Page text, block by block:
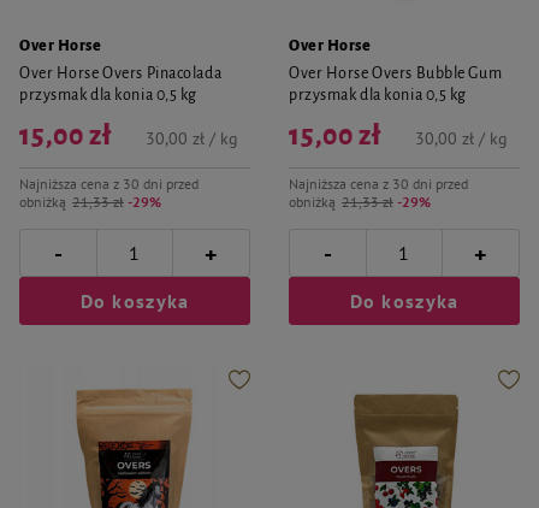
Over Horse
Over Horse Overs Pinacolada
przysmak dla konia 0,5 kg
Najniższa cena z 30 dni przed
obniżką 21,33 zł -29%
15,00 zł 30,00 zł / kg
- +
Do koszyka
Over Horse
Over Horse Overs Bubble Gum
przysmak dla konia 0,5 kg
Najniższa cena z 30 dni przed
obniżką 21,33 zł -29%
15,00 zł 30,00 zł / kg
- +
Do koszyka